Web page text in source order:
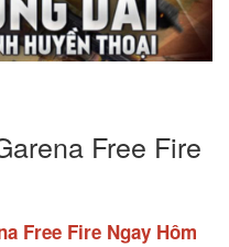
Free Fire
Free Fire Ngay Hôm